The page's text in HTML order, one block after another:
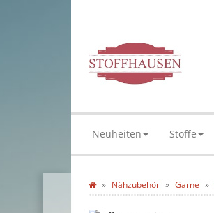
Neuheiten Stoffe
Nähzubehör Garne